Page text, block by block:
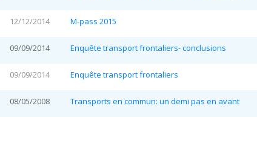
12/12/2014 M-pass 2015
09/09/2014 Enquête transport frontaliers- conclusions
09/09/2014 Enquête transport frontaliers
08/05/2008 Transports en commun: un demi pas en avant